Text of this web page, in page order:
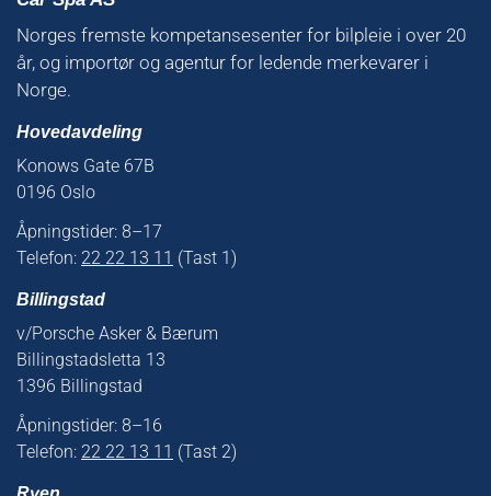
Norges fremste kompetansesenter for bilpleie i over 20
år, og importør og agentur for ledende merkevarer i
Norge.
Hovedavdeling
Konows Gate 67B
0196 Oslo
Åpningstider: 8–17
Telefon: 22 22 13 11 (Tast 1)
Billingstad
v/Porsche Asker & Bærum
Billingstadsletta 13
1396 Billingstad
Åpningstider: 8–16
Telefon: 22 22 13 11 (Tast 2)